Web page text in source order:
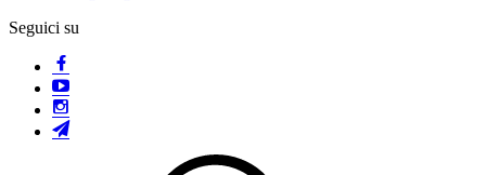
Seguici su